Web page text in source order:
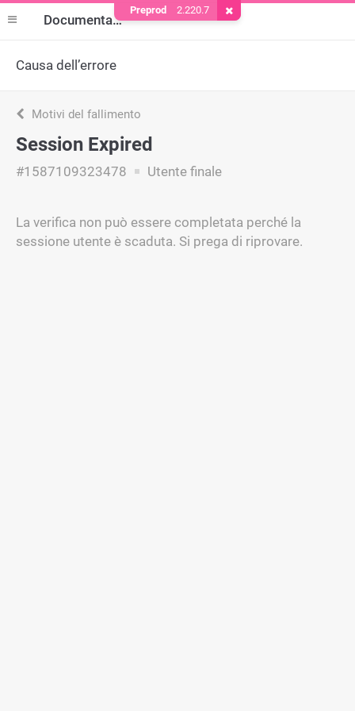
Documentazione
Causa dell’errore
Motivi del fallimento
Session Expired
#1587109323478 Utente finale
La verifica non può essere completata perché la
sessione utente è scaduta. Si prega di riprovare.
Preprod 2.220.7 Rimuovere il cookie